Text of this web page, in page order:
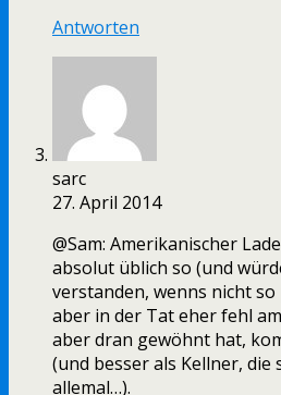
Antworten
sarc
27. April 2014
@Sam: Amerikanischer
absolut üblich so (und
verstanden, wenns nicht
aber in der Tat eher fehl
aber dran gewöhnt hat,
(und besser als Kellner, die
allemal…).